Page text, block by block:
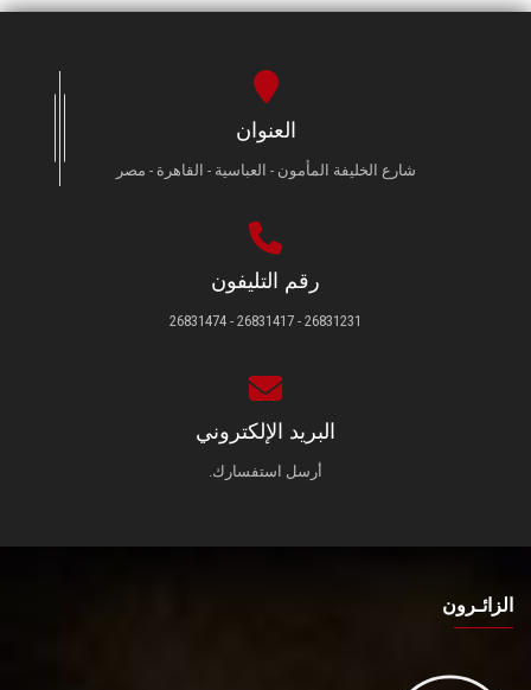
العنوان
شارع الخليفة المأمون - العباسية - القاهرة - مصر
رقم التليفون
26831231 - 26831417 - 26831474
البريد الإلكتروني
أرسل استفسارك.
الزائـرون